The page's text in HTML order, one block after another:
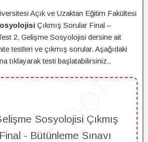
Açık ve Uzaktan Eğitim Fakültesi
Çıkmış Sorular Final –
2. Gelişme Sosyolojisi dersine ait
testleri ve çıkmış sorular. Aşağıdaki
tıklayarak testi başlatabilirsiniz..
Sosyolojisi Çıkmış
- Bütünleme Sınavı